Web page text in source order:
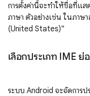
การตั้งค่านี้จะทำให้ชื่อที่แส
ภาษา ตัวอย่างเช่น ในภา
(United States)"
เลือกประเภท IME ย่
ระบบ Android จะจัดการ